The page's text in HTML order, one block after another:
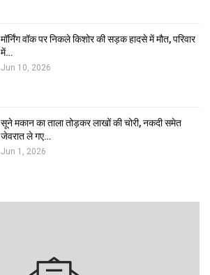
मॉर्निंग वॉक पर निकले किशोर की सड़क हादसे में मौत, परिवार
में…
Jun 10, 2026
सूने मकान का ताला तोड़कर लाखों की चोरी, नकदी समेत
जेवरात ले गए…
Jun 1, 2026